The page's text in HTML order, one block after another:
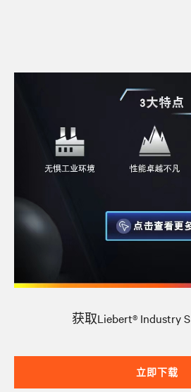
获取Liebert® Industry S
立即下载